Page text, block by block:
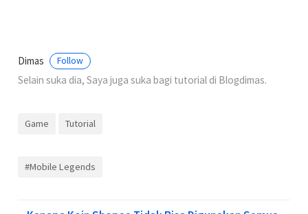
Dimas Follow
Selain suka dia, Saya juga suka bagi tutorial di Blogdimas.
Game Tutorial
#Mobile Legends